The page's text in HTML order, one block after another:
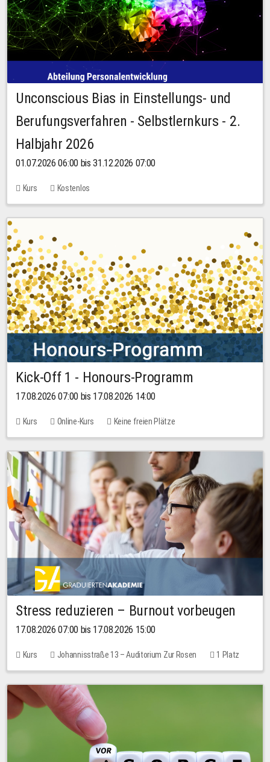
Unconscious Bias in Einstellungs- und
Berufungsverfahren - Selbstlernkurs - 2.
Halbjahr 2026
01.07.2026 06:00 bis 31.12.2026 07:00
Kurs Kostenlos
Kick-Off 1 - Honours-Programm
17.08.2026 07:00 bis 17.08.2026 14:00
Kurs Online-Kurs Keine freien Plätze
Stress reduzieren – Burnout vorbeugen
17.08.2026 07:00 bis 17.08.2026 15:00
Kurs Johannisstraße 13 – Auditorium Zur Rosen
1 Platz
10,00 EUR